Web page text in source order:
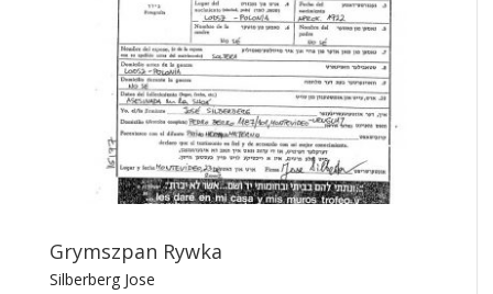
Grymszpan Rywka
Silberberg Jose